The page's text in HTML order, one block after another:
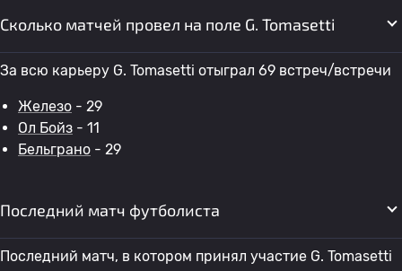
Сколько матчей провел на поле G. Tomasetti
За всю карьеру G. Tomasetti отыграл 69 встреч/встречи
Железо - 29
Ол Бойз - 11
Бельграно - 29
Последний матч футболиста
Последний матч, в котором принял участие G. Tomasetti